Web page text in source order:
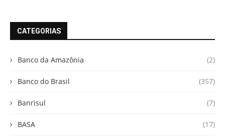
CATEGORIAS
Banco da Amazônia (2)
Banco do Brasil (357)
Banrisul (7)
BASA (17)